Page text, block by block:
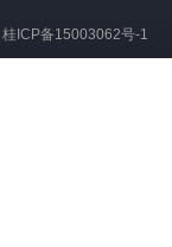
桂ICP备15003062号-1